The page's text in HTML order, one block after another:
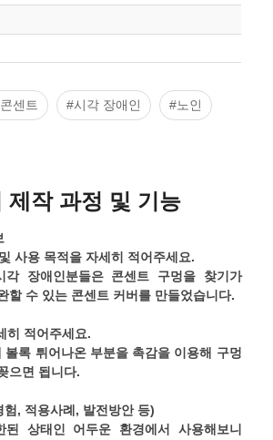
센트 #시각 장애인 #노인
제작 과정 및 기능
사용 목적을 자세히 적어주세요.
각 장애인분들은 콘센트 구멍을 찾기가
할 수 있는 콘센트 커버를 만들었습니다.
히 적어주세요.
볼록 튀어나온 부분을 촉감을 이용해 구멍
으면 됩니다.
험, 적용사례 , 발전방안 등)
된 상태인 어두운 환경에서 사용해보니